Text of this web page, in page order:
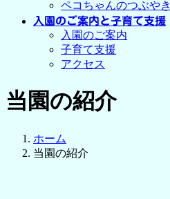
ペコちゃんのつぶやき
入園のご案内と子育て支援
入園のご案内
子育て支援
アクセス
当園の紹介
ホーム
当園の紹介